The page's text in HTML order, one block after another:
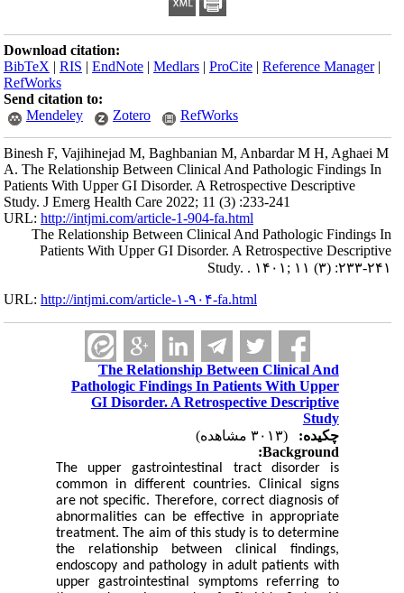
Download citation:
BibTeX |RIS |EndNote |Medlars |ProCite |Reference Manager
RefWorks
Send citation to:
Mendeley
Zotero RefWorks
Binesh F, Vajihinejad M, Baghbanian M, Anbardar M H, Aghaei M
A. The Relationship Between Clinical And Pathologic Findings In
Patients With Upper GI Disorder. A Retrospective Descriptive
Study. J Emerg Health Care 2022; 11 (3) :233-241
URL:http://intjmi.com/article-1-904-fa.html
The Relationship Between Clinical And Pathologic Findings In
Patients With Upper GI Disorder. A Retrospective Descriptive
Study. . ۱۴۰۱; ۱۱ (۳) :۲۳۳-۲۴۱
URL:http://intjmi.com/article-۱-۹۰۴-fa.html
The Relationship Between Clinical And
Pathologic Findings In Patients With Upper
GI Disorder. A Retrospective Descriptive
Study
چکیده:
Background:
The upper gastrointestinal tract disorder is
common in different countries. Clinical signs
are not specific. Therefore, correct diagnosis of
abnormalities can be effective in appropriate
treatment. The aim of this study is to determine
the relationship between clinical findings,
endoscopy and pathology in adult patients with
upper gastrointestinal symptoms referring to